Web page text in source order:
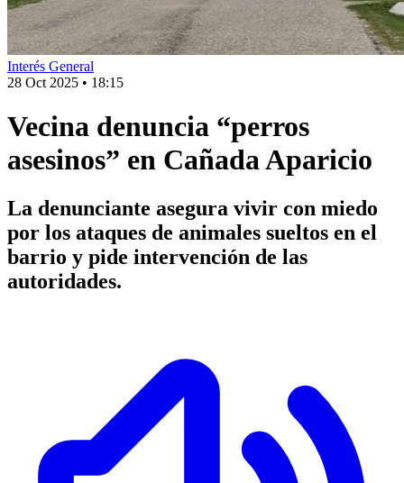
Interés General
28 Oct 2025 • 18:15
Vecina denuncia “perros
asesinos” en Cañada Aparicio
La denunciante asegura vivir con miedo
por los ataques de animales sueltos en el
barrio y pide intervención de las
autoridades.